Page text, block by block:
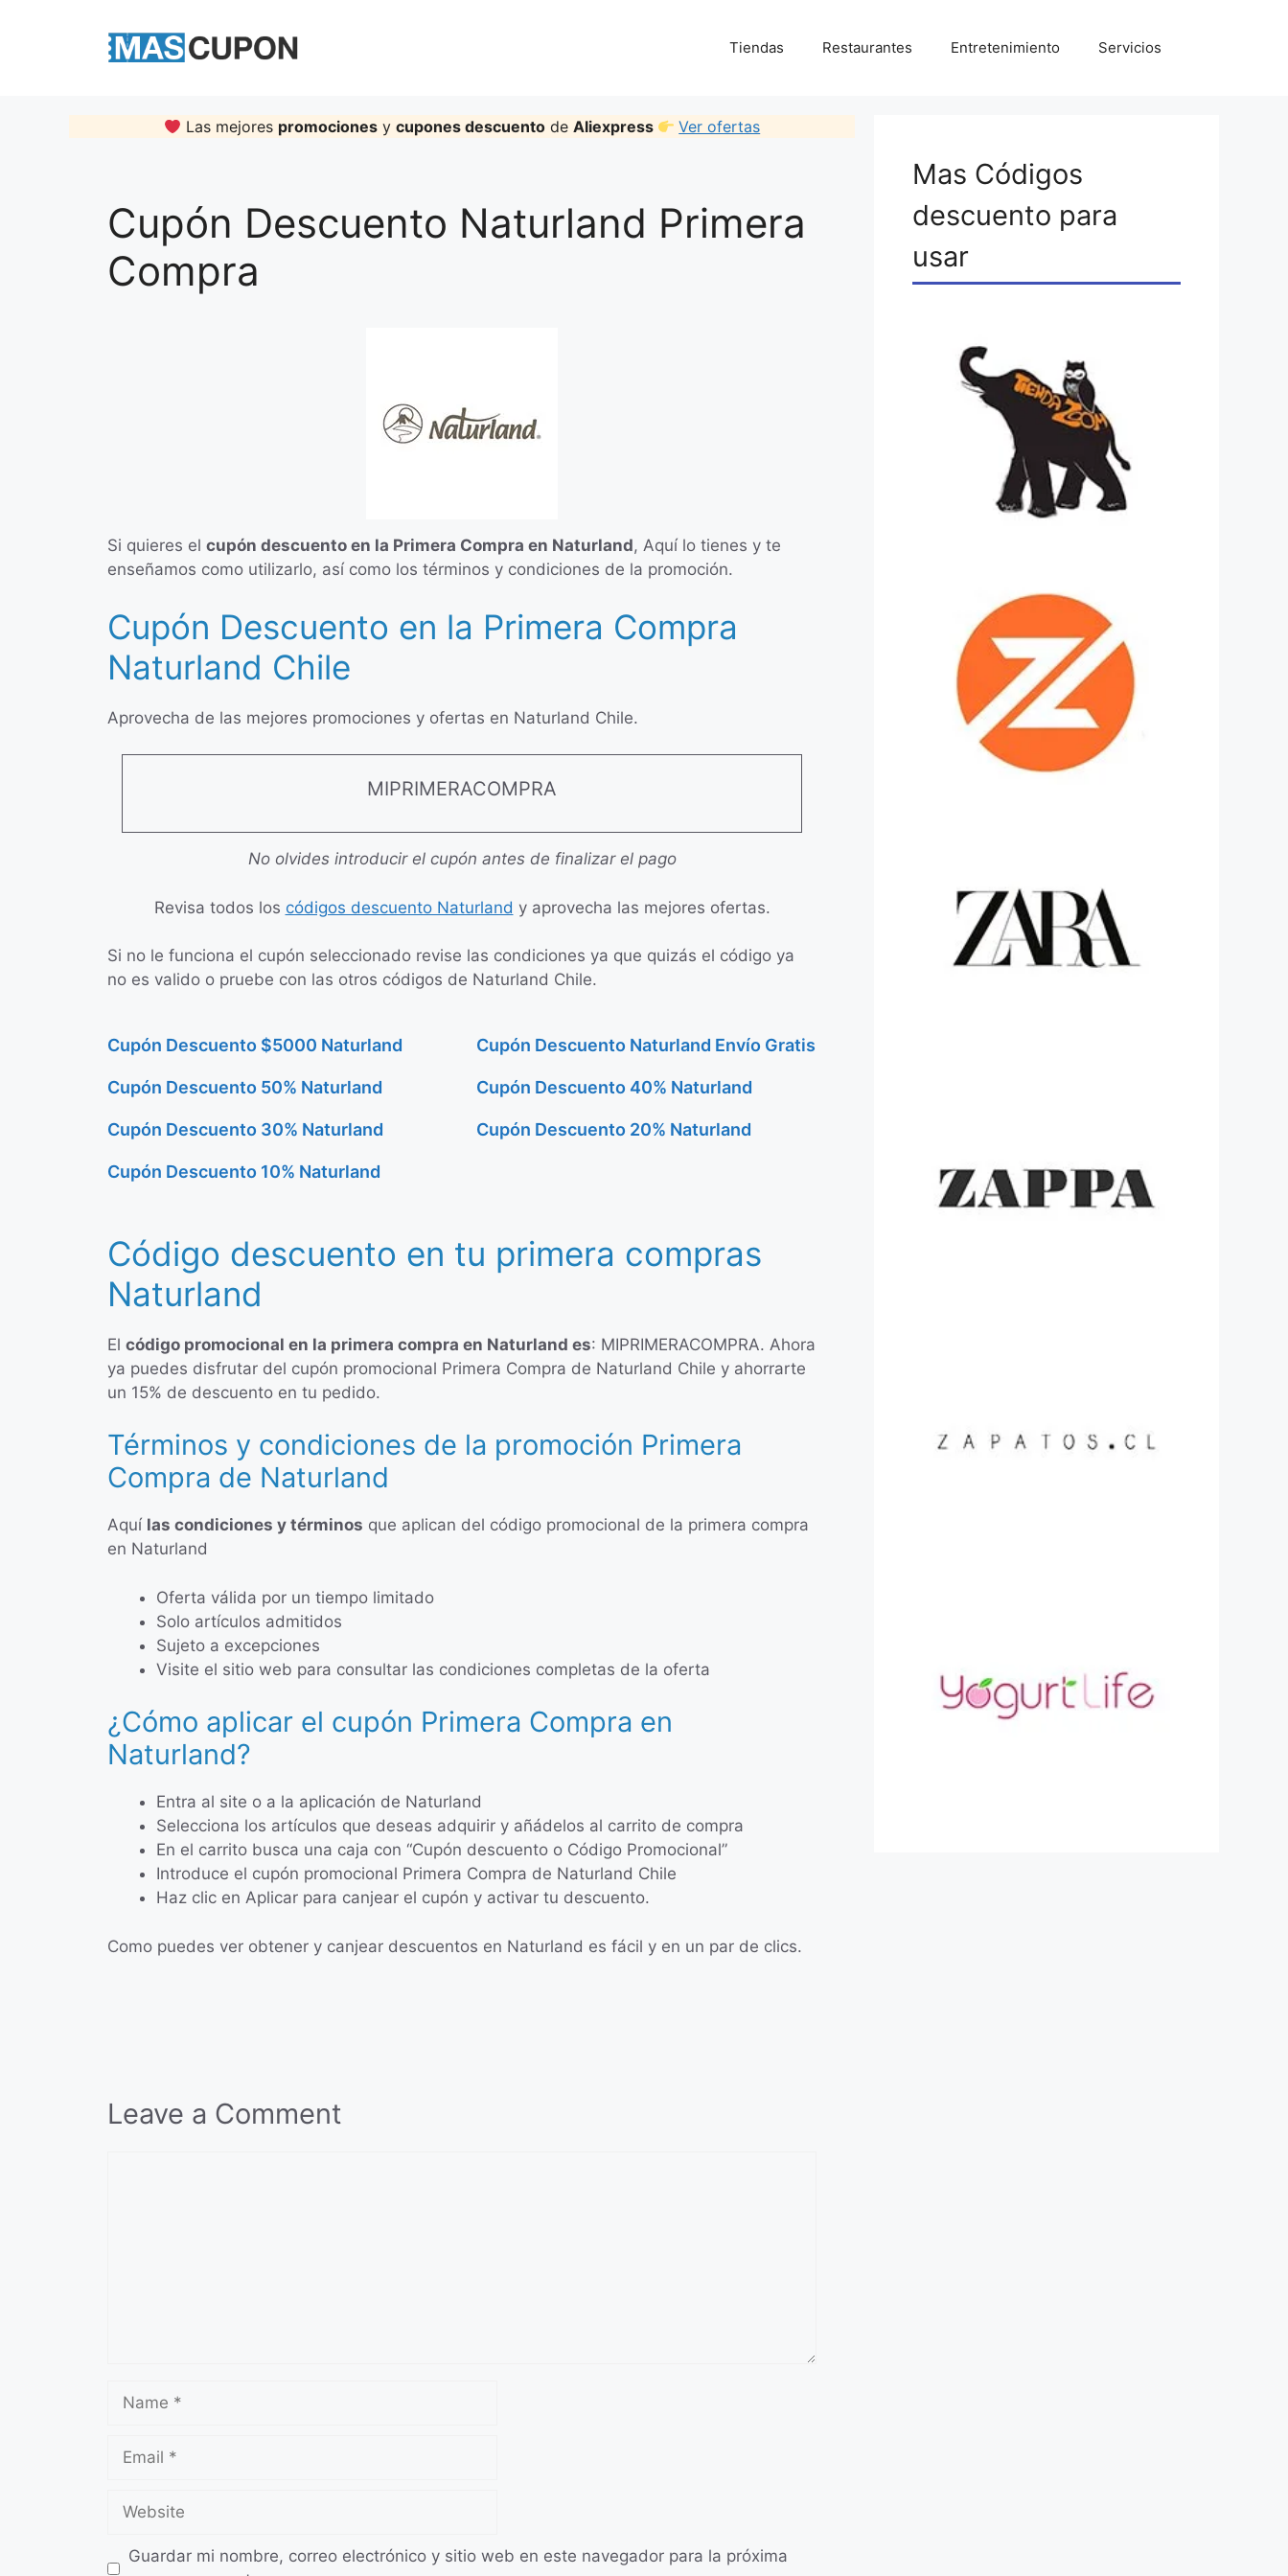
Tiendas Restaurantes Entretenimiento Servicios
Las mejores promociones y cupones descuento de Aliexpress Ver ofertas
Cupón Descuento Naturland Primera
Compra
Si quieres el cupón descuento en la Primera Compra en Naturland, Aquí lo tienes y te
enseñamos como utilizarlo, así como los términos y condiciones de la promoción.
Cupón Descuento en la Primera Compra
Naturland Chile
Aprovecha de las mejores promociones y ofertas en Naturland Chile.
MIPRIMERACOMPRA
No olvides introducir el cupón antes de finalizar el pago
Revisa todos los códigos descuento Naturland y aprovecha las mejores ofertas.
Si no le funciona el cupón seleccionado revise las condiciones ya que quizás el código ya
no es valido o pruebe con las otros códigos de Naturland Chile.
Cupón Descuento $5000 Naturland Cupón Descuento Naturland Envío Gratis
Cupón Descuento 50% Naturland Cupón Descuento 40% Naturland
Cupón Descuento 30% Naturland Cupón Descuento 20% Naturland
Cupón Descuento 10% Naturland
Código descuento en tu primera compras
Naturland
El código promocional en la primera compra en Naturland es: MIPRIMERACOMPRA. Ahora
ya puedes disfrutar del cupón promocional Primera Compra de Naturland Chile y ahorrarte
un 15% de descuento en tu pedido.
Términos y condiciones de la promoción Primera
Compra de Naturland
Aquí las condiciones y términos que aplican del código promocional de la primera compra
en Naturland
Oferta válida por un tiempo limitado
Solo artículos admitidos
Sujeto a excepciones
Visite el sitio web para consultar las condiciones completas de la oferta
¿Cómo aplicar el cupón Primera Compra en
Naturland?
Entra al site o a la aplicación de Naturland
Selecciona los artículos que deseas adquirir y añádelos al carrito de compra
En el carrito busca una caja con “Cupón descuento o Código Promocional”
Introduce el cupón promocional Primera Compra de Naturland Chile
Haz clic en Aplicar para canjear el cupón y activar tu descuento.
Como puedes ver obtener y canjear descuentos en Naturland es fácil y en un par de clics.
Leave a Comment
Name
Email
Website
Guardar mi nombre, correo electrónico y sitio web en este navegador para la próxima
Mas Códigos
descuento para
usar